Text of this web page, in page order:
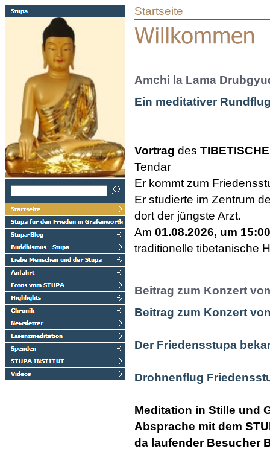
Startseite
Amchi la Lama
Ein meditativer
Vortrag des
Tendar
Er kommt zum
Er studierte im Zentrum
dort der jüngste Arzt.
Am 01.08.2026, um
traditionelle tibetanische
Beitrag zum Konzert
Beitrag zum Konzert
Der Friedensstupa
Drohnenflug
Meditation in Stille und
Absprache mit dem
da laufender Besucher